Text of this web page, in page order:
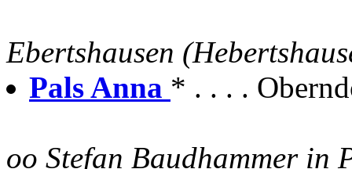
Ebertshausen
Pals Anna * . . . .
oo Stefan Baudhammer in